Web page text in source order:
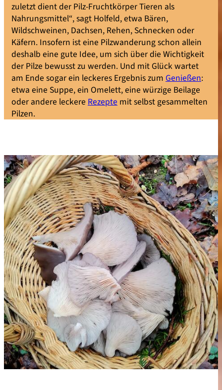
Local Heroes
zuletzt dient der Pilz-Fruchtkörper Tieren als
Nahrungsmittel“, sagt Holfeld, etwa Bären,
Wildschweinen, Dachsen, Rehen, Schnecken oder
Käfern. Insofern ist eine Pilzwanderung schon allein
deshalb eine gute Idee, um sich über die Wichtigkeit
der Pilze bewusst zu werden. Und mit Glück wartet
am Ende sogar ein leckeres Ergebnis zum Genießen:
etwa eine Suppe, ein Omelett, eine würzige Beilage
oder andere leckere Rezepte mit selbst gesammelten
Pilzen.